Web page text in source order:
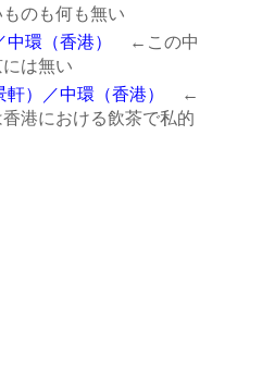
のも何も無い
環（香港）
←この中
は無い
）／中環（香港）
←
港における飲茶で私的